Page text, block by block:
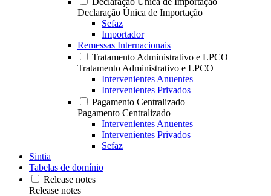
Declaração Única de Importação
Sefaz
Importador
Remessas Internacionais
Tratamento Administrativo e LPCO
Tratamento Administrativo e LPCO
Intervenientes Anuentes
Intervenientes Privados
Pagamento Centralizado
Pagamento Centralizado
Intervenientes Anuentes
Intervenientes Privados
Sefaz
Sintia
Tabelas de domínio
Release notes
Release notes